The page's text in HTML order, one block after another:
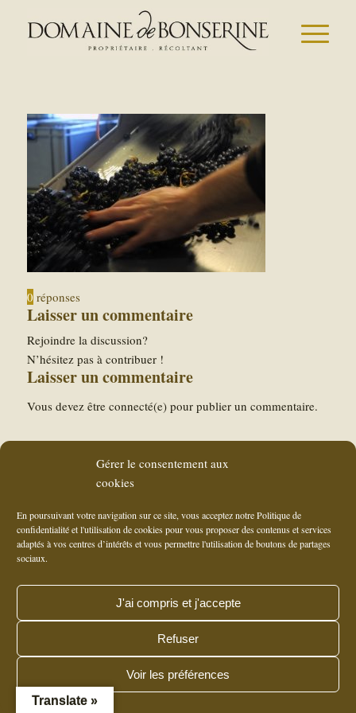
Gérer le consentement aux
cookies
En poursuivant votre navigation sur ce site, vous acceptez notre Politique de
confidentialité et l'utilisation de cookies pour vous proposer des contenus et services
adaptés à vos centres d’intérêts et vous permettre l'utilisation de boutons de partages
sociaux.
J'ai compris et j'accepte
Refuser
Voir les préférences
0 réponses
Laisser un commentaire
Rejoindre la discussion?
N’hésitez pas à contribuer !
Laisser un commentaire
Vous devez être connecté(e) pour publier un commentaire.
Agence ARTWYS à Lyon (69006)
27 - Fax : +33 (0)4 74 56 18 13 -Nous envoyer un courriel
Translate »